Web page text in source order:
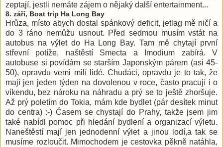
zeptají, jestli nemáte zájem o nějaký další entertainment...
8. září, Boat trip Ha Long Bay
Hrůza, místo abych dostal spánkový deficit, jetlag mě ničí a
do 3 ráno nemůžu usnout. Před sedmou musím vstát na
autobus na výlet do Ha Long Bay. Tam mě chytají první
střevní potíže, naštěstí Smecta a Imodium zabírá. V
autobuse si povídám se starším Japonským párem (asi 45-
50), opravdu vemi milí lidé. Chudáci, opravdu je to tak, že
mají jen jeden týden na dovolenou v roce, často pracují i o
víkendu, bez nároku na náhradu a prý se to ještě zhoršuje.
Až prý poletím do Tokia, mám kde bydlet (pár desítek minut
do centra) :-) Časem se chystají do Prahy, takže jsem jim
také nabídl pomoc při hledání bydlení a organizací výletu.
Naneštěstí mají jen jednodenní výlet a jinou lodí,a tak se
musíme rozloučit. Mimochodem je cestovka pěkně natáhla,